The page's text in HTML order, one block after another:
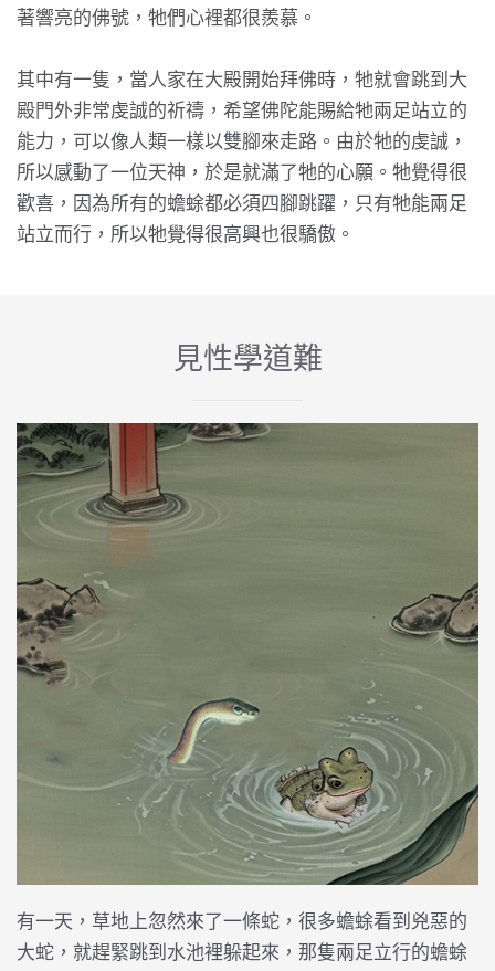
著響亮的佛號，牠們心裡都很羨慕。
其中有一隻，當人家在大殿開始拜佛時，牠就會跳到大
殿門外非常虔誠的祈禱，希望佛陀能賜給牠兩足站立的
能力，可以像人類一樣以雙腳來走路。由於牠的虔誠，
所以感動了一位天神，於是就滿了牠的心願。牠覺得很
歡喜，因為所有的蟾蜍都必須四腳跳躍，只有牠能兩足
站立而行，所以牠覺得很高興也很驕傲。
見性學道難
有一天，草地上忽然來了一條蛇，很多蟾蜍看到兇惡的
大蛇，就趕緊跳到水池裡躲起來，那隻兩足立行的蟾蜍